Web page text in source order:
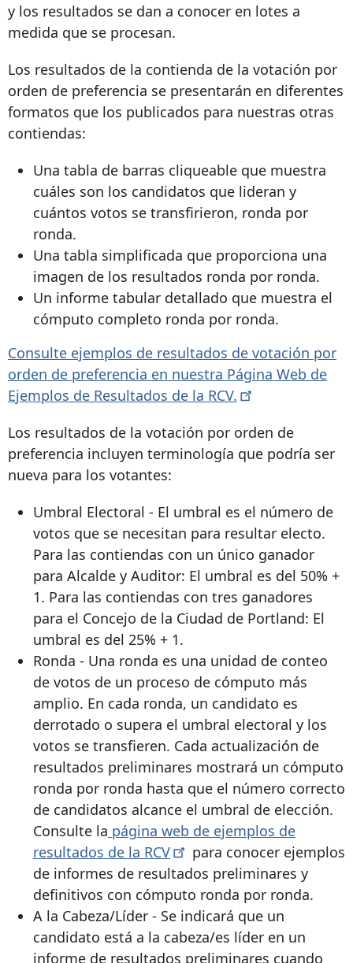
y los resultados se dan a conocer en lotes a
medida que se procesan.
Los resultados de la contienda de la votación por
orden de preferencia se presentarán en diferentes
formatos que los publicados para nuestras otras
contiendas:
Una tabla de barras cliqueable que muestra
cuáles son los candidatos que lideran y
cuántos votos se transfirieron, ronda por
ronda.
Una tabla simplificada que proporciona una
imagen de los resultados ronda por ronda.
Un informe tabular detallado que muestra el
cómputo completo ronda por ronda.
Consulte ejemplos de resultados de votación por
orden de preferencia en nuestra Página Web de
Ejemplos de Resultados de la RCV.
Los resultados de la votación por orden de
preferencia incluyen terminología que podría ser
nueva para los votantes:
Umbral Electoral - El umbral es el número de
votos que se necesitan para resultar electo.
Para las contiendas con un único ganador
para Alcalde y Auditor: El umbral es del 50% +
1. Para las contiendas con tres ganadores
para el Concejo de la Ciudad de Portland: El
umbral es del 25% + 1.
Ronda - Una ronda es una unidad de conteo
de votos de un proceso de cómputo más
amplio. En cada ronda, un candidato es
derrotado o supera el umbral electoral y los
votos se transfieren. Cada actualización de
resultados preliminares mostrará un cómputo
ronda por ronda hasta que el número correcto
de candidatos alcance el umbral de elección.
Consulte la página web de ejemplos de
resultados de la RCV
para conocer ejemplos
de informes de resultados preliminares y
definitivos con cómputo ronda por ronda.
A la Cabeza/Líder - Se indicará que un
candidato está a la cabeza/es líder en un
informe de resultados preliminares cuando